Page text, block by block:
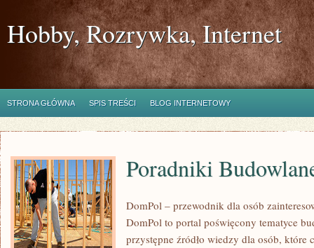
Hobby, Rozrywka, Internet
STRONA GŁÓWNA SPIS TREŚCI BLOG INTERNETOWY
Poradniki
DomPol – przewodnik dla osób
DomPol to portal poświęcony tematyce
przystępne źródło wiedzy dla osób, które